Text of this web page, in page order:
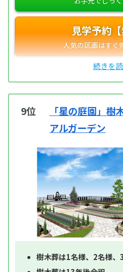
見学予約【
9位
「星の庭園」
アルガーデン
樹木葬は1名様、2名様